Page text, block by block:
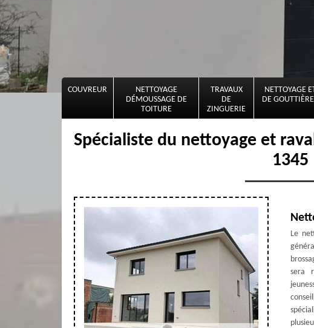
COUVREUR
NETTOYAGE
DÉMOUSSAGE DE
TOITURE
TRAVAUX
DE
ZINGUERIE
NETTOYAGE
DE
Spécialiste du nettoyage et
1345
Le
sera